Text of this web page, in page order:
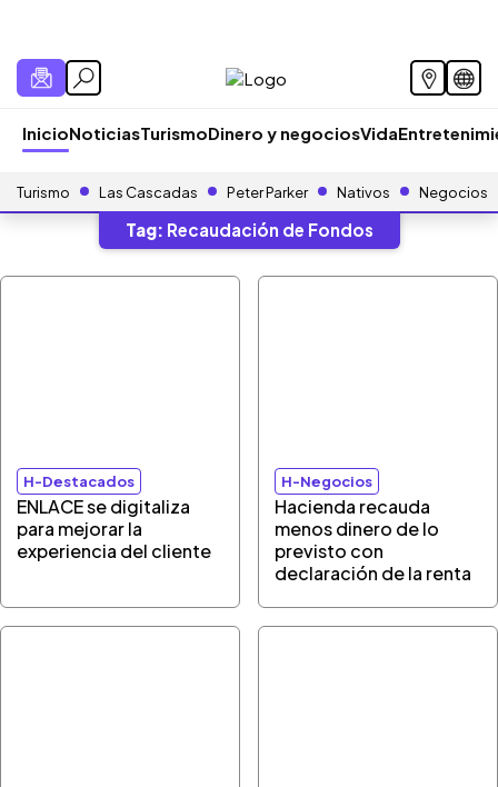
InicioNoticiasTurismoDinero y negociosVida
Turismo Las Cascadas Peter Parker Nativos Negocios
Tag: Recaudación de Fondos
H-Destacados
ENLACE se digitaliza
para mejorar la
experiencia del cliente
H-Negocios
Hacienda recauda
menos dinero de lo
previsto con
declaración de la renta